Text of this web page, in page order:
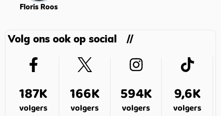
Floris Roos
Volg ons ook op social
187K
volgers
166K
volgers
594K
volgers
9,6K
volgers